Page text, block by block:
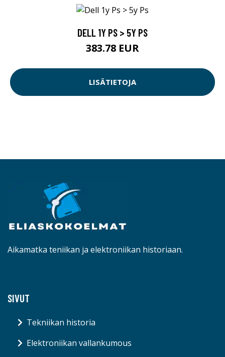
DELL 1Y PS > 5Y PS
383.78 EUR
LISÄTIETOJA
Aikamatka teniikan ja elektroniikan historiaan.
SIVUT
Tekniikan historia
Elektroniikan vallankumous